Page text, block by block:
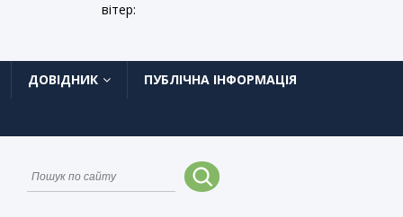
вітер:
ДОВІДНИК ПУБЛІЧНА ІНФОРМАЦІЯ